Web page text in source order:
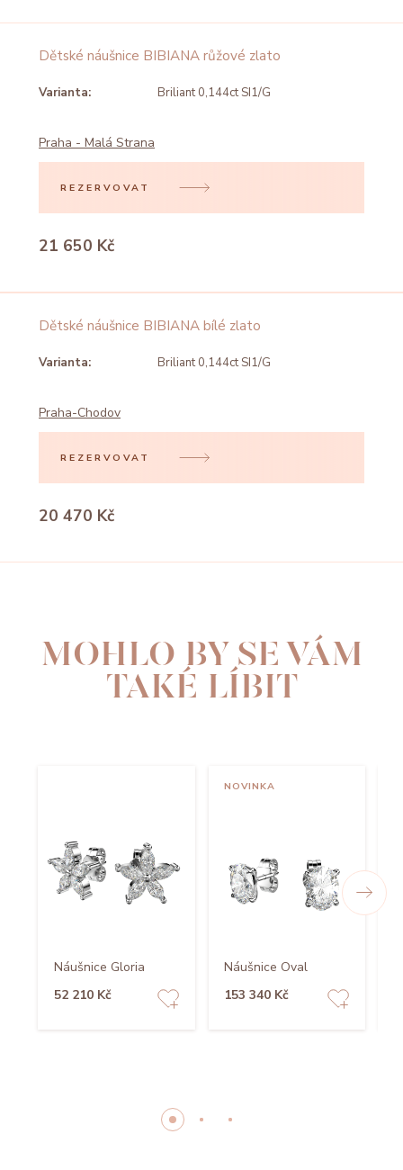
Dětské náušnice BIBIANA růžové zlato
Varianta: Briliant 0,144ct SI1/G
Praha - Malá Strana
REZERVOVAT
21 650 Kč
Dětské náušnice BIBIANA bílé zlato
Varianta: Briliant 0,144ct SI1/G
Praha-Chodov
REZERVOVAT
20 470 Kč
MOHLO BY SE VÁM
TAKÉ LÍBIT
Náušnice Gloria
52 210 Kč
NOVINKA
Náušnice Oval
153 340 Kč